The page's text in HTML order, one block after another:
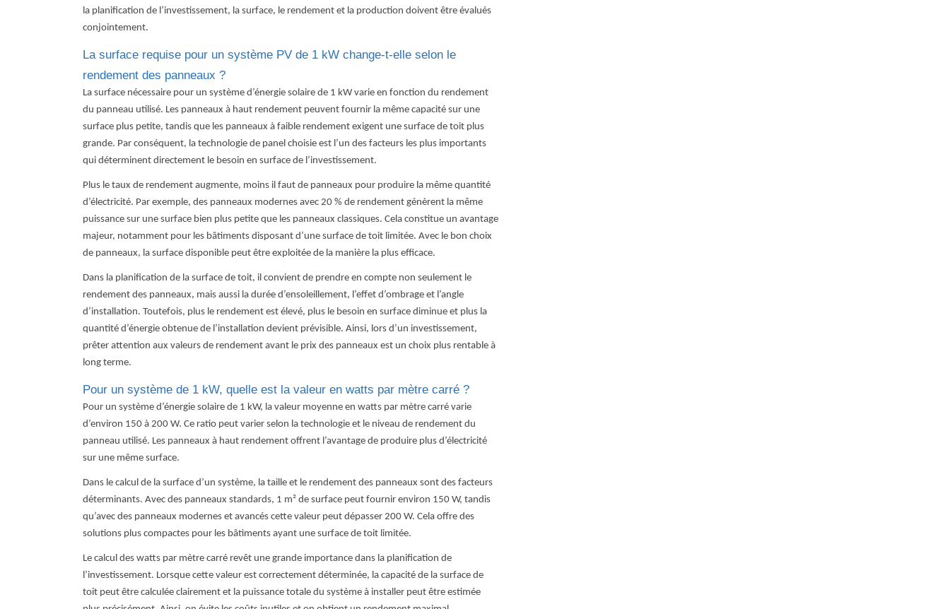
la planification de l’investissement, la surface, le rendement et la production doivent être évalués
conjointement.
La surface requise pour un système PV de 1 kW change-t-elle selon le
rendement des panneaux ?
La surface nécessaire pour un système d’énergie solaire de 1 kW varie en fonction du rendement
du panneau utilisé. Les panneaux à haut rendement peuvent fournir la même capacité sur une
surface plus petite, tandis que les panneaux à faible rendement exigent une surface de toit plus
grande. Par conséquent, la technologie de panel choisie est l’un des facteurs les plus importants
qui déterminent directement le besoin en surface de l’investissement.
Plus le taux de rendement augmente, moins il faut de panneaux pour produire la même quantité
d’électricité. Par exemple, des panneaux modernes avec 20 % de rendement génèrent la même
puissance sur une surface bien plus petite que les panneaux classiques. Cela constitue un avantage
majeur, notamment pour les bâtiments disposant d’une surface de toit limitée. Avec le bon choix
de panneaux, la surface disponible peut être exploitée de la manière la plus efficace.
Dans la planification de la surface de toit, il convient de prendre en compte non seulement le
rendement des panneaux, mais aussi la durée d’ensoleillement, l’effet d’ombrage et l’angle
d’installation. Toutefois, plus le rendement est élevé, plus le besoin en surface diminue et plus la
quantité d’énergie obtenue de l’installation devient prévisible. Ainsi, lors d’un investissement,
prêter attention aux valeurs de rendement avant le prix des panneaux est un choix plus rentable à
long terme.
Pour un système de 1 kW, quelle est la valeur en watts par mètre carré ?
Pour un système d’énergie solaire de 1 kW, la valeur moyenne en watts par mètre carré varie
d’environ 150 à 200 W. Ce ratio peut varier selon la technologie et le niveau de rendement du
panneau utilisé. Les panneaux à haut rendement offrent l’avantage de produire plus d’électricité
sur une même surface.
Dans le calcul de la surface d’un système, la taille et le rendement des panneaux sont des facteurs
déterminants. Avec des panneaux standards, 1 m² de surface peut fournir environ 150 W, tandis
qu’avec des panneaux modernes et avancés cette valeur peut dépasser 200 W. Cela offre des
solutions plus compactes pour les bâtiments ayant une surface de toit limitée.
Le calcul des watts par mètre carré revêt une grande importance dans la planification de
l’investissement. Lorsque cette valeur est correctement déterminée, la capacité de la surface de
toit peut être calculée clairement et la puissance totale du système à installer peut être estimée